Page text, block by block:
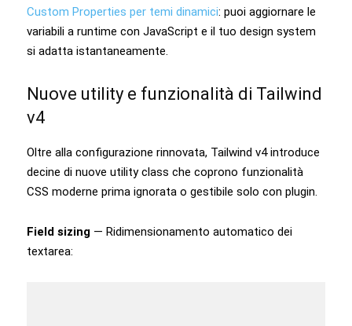
Custom Properties per temi dinamici: puoi aggiornare le
variabili a runtime con JavaScript e il tuo design system
si adatta istantaneamente.
Nuove utility e funzionalità di Tailwind
v4
Oltre alla configurazione rinnovata, Tailwind v4 introduce
decine di nuove utility class che coprono funzionalità
CSS moderne prima ignorata o gestibile solo con plugin.
Field sizing — Ridimensionamento automatico dei
textarea: